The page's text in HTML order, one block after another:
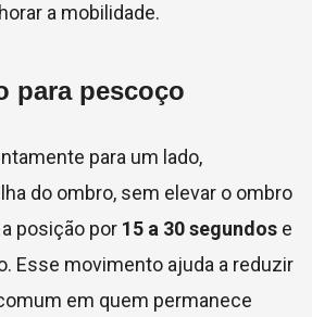
a mobilidade.
para pescoço
para um lado,
do ombro, sem elevar o ombro
posição por 15 a 30 segundos e
Esse movimento ajuda a reduzir
em quem permanece